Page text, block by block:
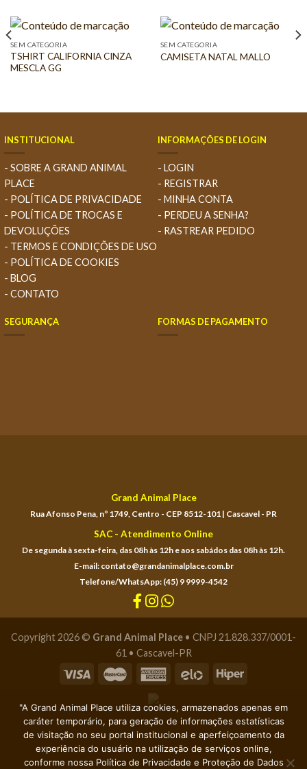
SEM CATEGORIA
TSHIRT CALIFORNIA CINZA
MESCLA GG
SEM CATEGORIA
CAMISETA NATAL MALLO
INSTITUCIONAL
- SOBRE A GRAND ANIMAL
PLACE
- POLÍTICA DE PRIVACIDADE
- POLÍTICA DE TROCAS E
DEVOLUÇÕES
- TERMOS E CONDIÇÕES DE USO
- POLÍTICA DE COOKIES
- BLOG
- CONTATO
INFORMAÇÕES DE LOGIN
- LOGIN
- REGISTRAR
- MINHA CONTA
- PERDEU A SENHA?
- RASTREAR PEDIDO
SEGURANÇA FORMAS DE PAGAMENTO
Grand Animal Place
Rua Afonso Pena, nº 1749, Centro - CEP 8512-101 | Cascavel - PR
SAC - Atendimento Online
De segunda à sexta-feira, das 08h às 12h e aos sabádos das 08h às 12h.
E-mail: contato@grandanimalplace.com.br
Telefone/WhatsApp: (45) 9 9999-4542
Copyright 2026 © Grand Animal Place • CNPJ 21.828.337/0001-
61 • Cascavel-PR
"A Grand Animal Place utiliza cookies, armazenados apenas em
caráter temporário, para geração de informações estatísticas
de visitação no seu portal institucional e aperfeiçoamento da
experiência do usuário na utilização de serviços online,
conforme nossa Política de Privacidade e Proteção de Dados